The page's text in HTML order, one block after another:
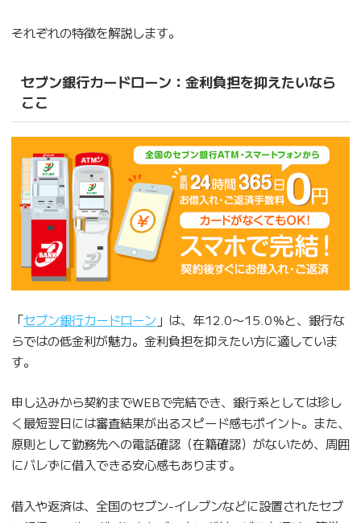
それぞれの特徴を解説します。
セブン銀行カードローン：金利負担を抑えたいなら
ここ
「セブン銀行カードローン 」は、年12.0〜15.0％と、銀行な
らではの低金利が魅力。金利負担を抑えたい方に適していま
す。
申し込みから契約までWEBで完結でき、銀行系としては珍し
く最短翌日には審査結果が出るスピード感もポイント。また、
原則として勤務先への電話確認（在籍確認）がないため、周囲
にバレずに借入できる安心感もあります。
借入や返済は、全国のセブン-イレブンなどに設置されたセブ